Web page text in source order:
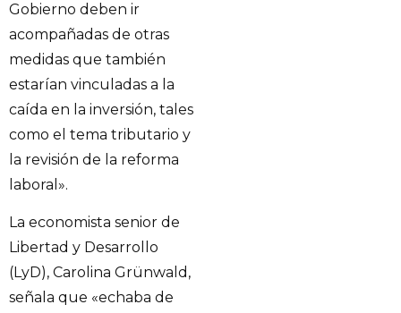
Gobierno deben ir
acompañadas de otras
medidas que también
estarían vinculadas a la
caída en la inversión, tales
como el tema tributario y
la revisión de la reforma
laboral».
La economista senior de
Libertad y Desarrollo
(LyD), Carolina Grünwald,
señala que «echaba de